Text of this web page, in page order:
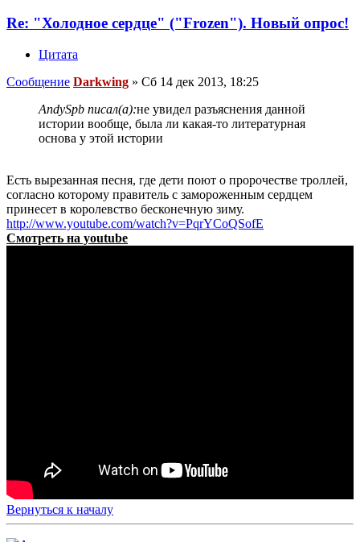
Re: "Холодное сердце" ("Frozen"). Новый опрос!
Цитата
Сообщение Darkwing » Сб 14 дек 2013, 18:25
AndySpb писал(а):не увидел разъяснения данной
истории вообще, была ли какая-то литературная
основа у этой истории
Есть вырезанная песня, где дети поют о пророчестве троллей,
согласно которому правитель с замороженным сердцем
принесет в королевство бесконечную зиму.
http://www.youtube.com/watch?v=PqrYCoQSofE
Смотреть на youtube
Вернуться к началу